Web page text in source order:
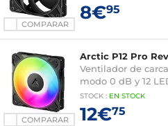
COMPARAR
8€95
COMPARAR
Arctic P12 Pro
Ventilador de
modo 0 dB y 12
STOCK : EN STOCK
12€75